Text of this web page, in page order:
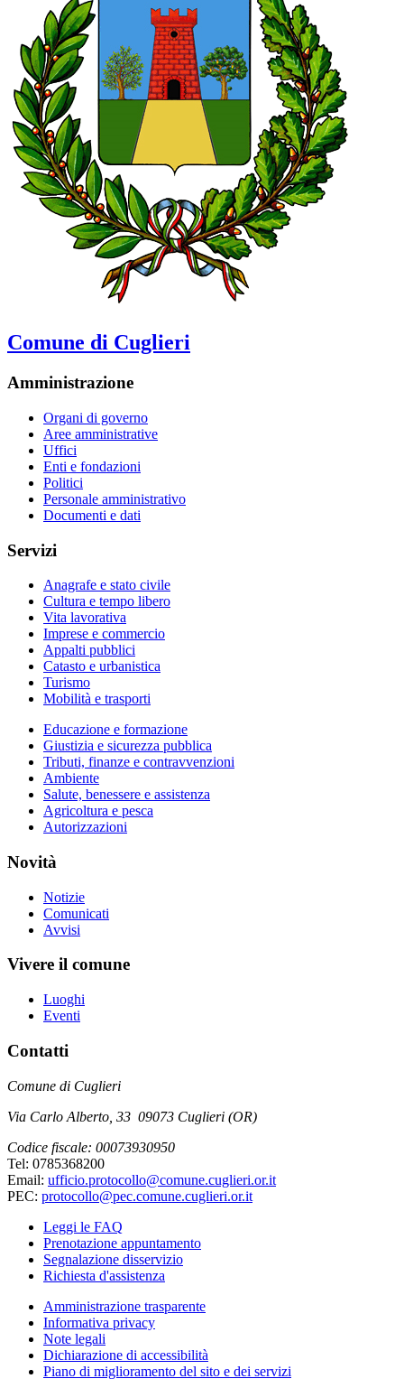
Comune di Cuglieri
Amministrazione
Organi di governo
Aree amministrative
Uffici
Enti e fondazioni
Politici
Personale amministrativo
Documenti e dati
Servizi
Anagrafe e stato civile
Cultura e tempo libero
Vita lavorativa
Imprese e commercio
Appalti pubblici
Catasto e urbanistica
Turismo
Mobilità e trasporti
Educazione e formazione
Giustizia e sicurezza pubblica
Tributi, finanze e contravvenzioni
Ambiente
Salute, benessere e assistenza
Agricoltura e pesca
Autorizzazioni
Novità
Notizie
Comunicati
Avvisi
Vivere il comune
Luoghi
Eventi
Contatti
Comune di Cuglieri
Via Carlo Alberto, 33 09073 Cuglieri (OR)
Codice fiscale: 00073930950
Tel: 0785368200
Email: ufficio.protocollo@comune.cuglieri.or.it
PEC: protocollo@pec.comune.cuglieri.or.it
Leggi le FAQ
Prenotazione appuntamento
Segnalazione disservizio
Richiesta d'assistenza
Amministrazione trasparente
Informativa privacy
Note legali
Dichiarazione di accessibilità
Piano di miglioramento del sito e dei servizi